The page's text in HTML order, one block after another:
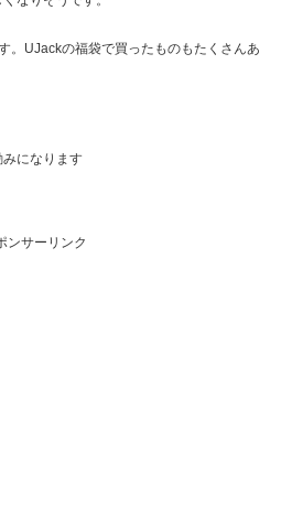
。UJackの福袋で買ったものもたくさんあ
になります
ンサーリンク